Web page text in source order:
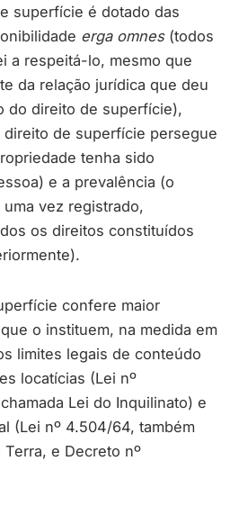
superfície é dotado das
erga omnes (todos
a respeitá-lo, mesmo que
da relação jurídica que deu
do direito de superfície),
de superfície persegue
tenha sido
e a prevalência (o
vez registrado,
os direitos constituídos
confere maior
o instituem, na medida em
limites legais de conteúdo
locatícias (Lei nº
Lei do Inquilinato) e
(Lei nº 4.504/64, também
e Decreto nº